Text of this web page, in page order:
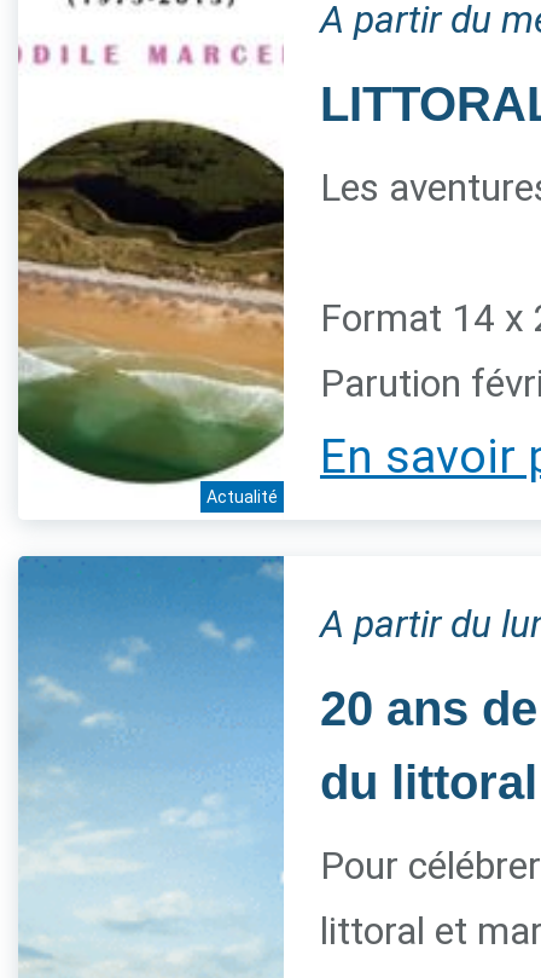
Actualité
A partir du
Les
Format 14 x
Parution
En savoir
A partir du
20 ans
du littoral
Pour
littoral et